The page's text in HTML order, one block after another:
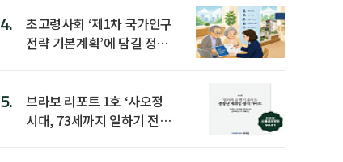
4.
초고령사회 ‘제1차 국가인구
전략 기본계획’에 담길 정책
5.
브라보 리포트 1호 ‘사오정
시대, 73세까지 일하기 전략’